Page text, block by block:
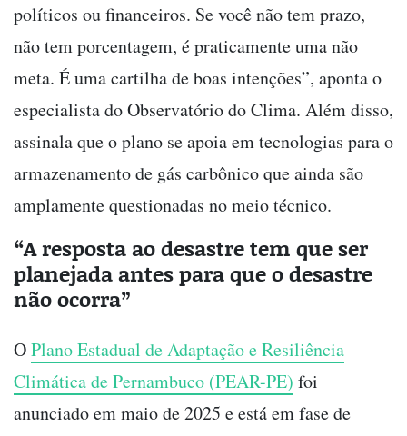
políticos ou financeiros. Se você não tem prazo,
não tem porcentagem, é praticamente uma não
meta. É uma cartilha de boas intenções”, aponta o
especialista do Observatório do Clima. Além disso,
assinala que o plano se apoia em tecnologias para o
armazenamento de gás carbônico que ainda são
amplamente questionadas no meio técnico.
“A resposta ao desastre tem que ser
planejada antes para que o desastre
não ocorra”
OPlano Estadual de Adaptação e Resiliência
Climática de Pernambuco (PEAR-PE) foi
anunciado em maio de 2025 e está em fase de